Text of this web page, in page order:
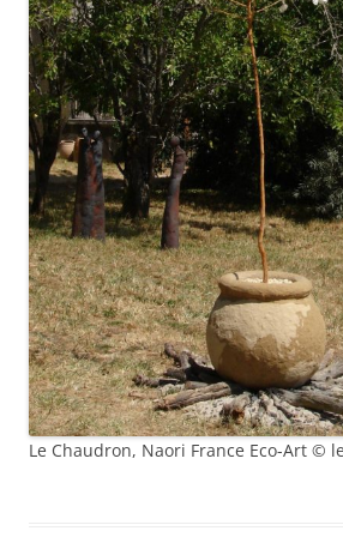
Le Chaudron, Naori France Eco-Art ©